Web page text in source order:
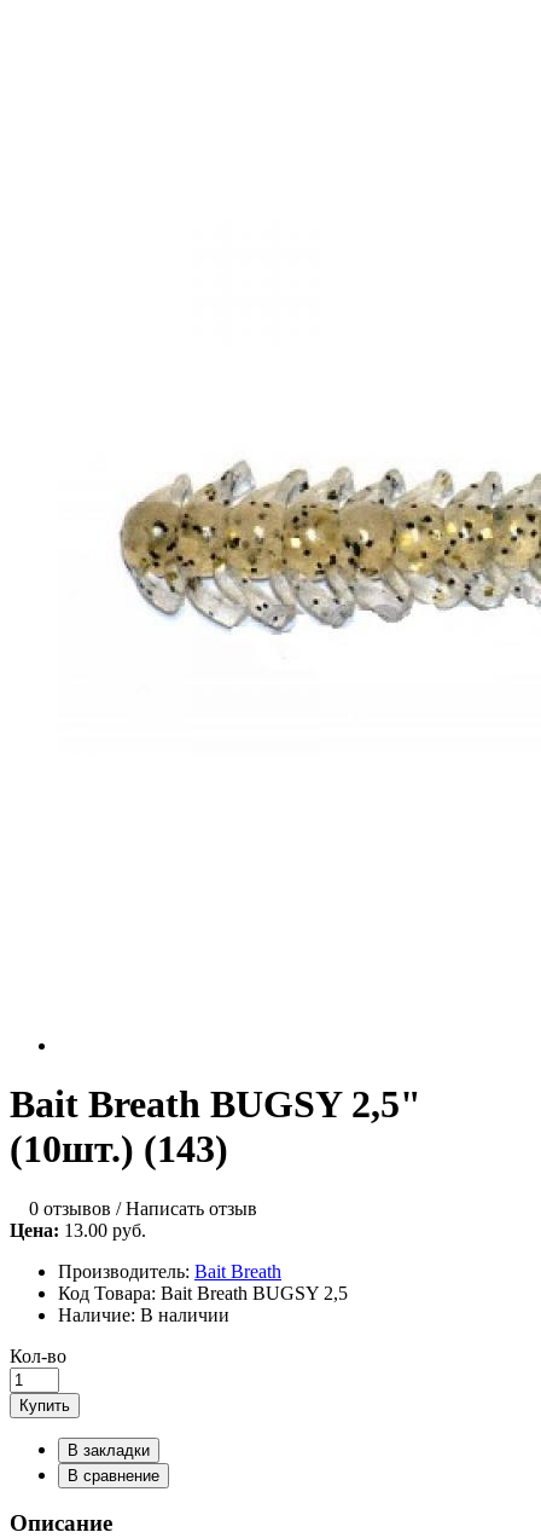
Bait Breath BUGSY 2,5"
(10шт.) (143)
0 отзывов /Написать отзыв
Цена: 13.00 руб.
Производитель: Bait Breath
Код Товара: Bait Breath BUGSY 2,5
Наличие: В наличии
Кол-во
Купить
В закладки
В сравнение
Описание